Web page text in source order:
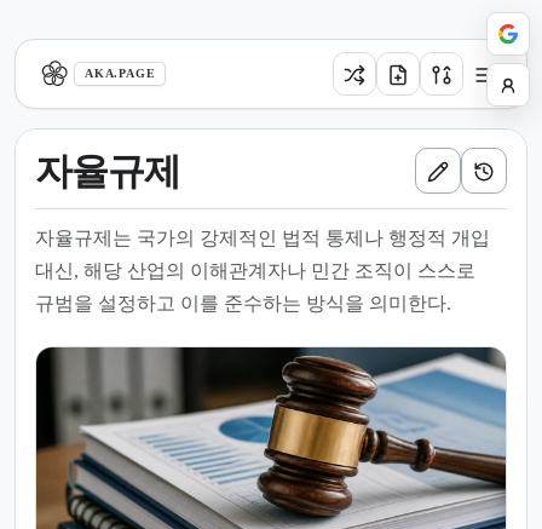
AKA.PAGE
자율규제
자율규제는 국가의 강제적인 법적 통제나 행정적 개입
대신, 해당 산업의 이해관계자나 민간 조직이 스스로
규범을 설정하고 이를 준수하는 방식을 의미한다.